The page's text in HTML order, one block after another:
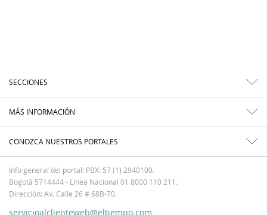
SECCIONES
MÁS INFORMACIÓN
CONOZCA NUESTROS PORTALES
Info general del portal: PBX: 57 (1) 2940100.
Bogotá 5714444 - Línea Nacional 01 8000 110 211.
Dirección: Av. Calle 26 # 68B-70.
servicioalclienteweb@eltiempo.com